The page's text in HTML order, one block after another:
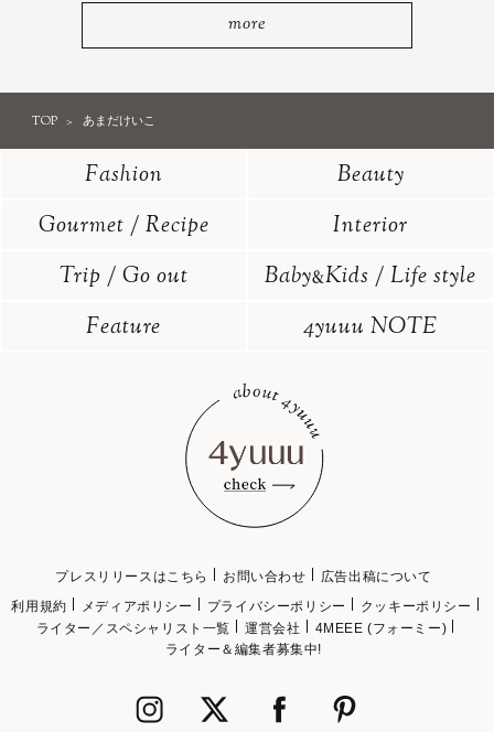
more
TOP あまだけいこ
Fashion
Beauty
Gourmet / Recipe
Interior
Trip / Go out
Baby&Kids / Life style
Feature
4yuuu NOTE
プレスリリースはこちら お問い合わせ
広告出稿について
利用規約
メディアポリシー プライバシーポリシー
クッキーポリシー
ライター／スペシャリスト一覧
運営会社
4MEEE (フォーミー)
ライター＆編集者募集中!